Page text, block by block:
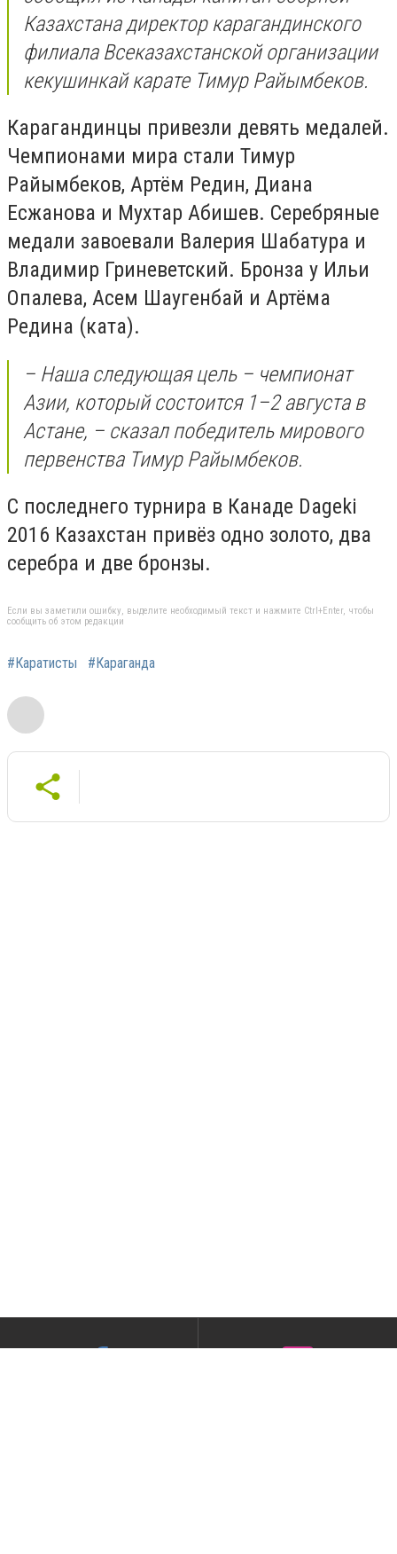
Казахстана директор карагандинского
филиала Всеказахстанской организации
кекушинкай карате Тимур Райымбеков.
Карагандинцы привезли девять медалей.
Чемпионами мира стали Тимур
Райымбеков, Артём Редин, Диана
Есжанова и Мухтар Абишев. Серебряные
медали завоевали Валерия Шабатура и
Владимир Гриневетский. Бронза у Ильи
Опалева, Асем Шаугенбай и Артёма
Редина (ката).
– Наша следующая цель – чемпионат
Азии, который состоится 1–2 августа в
Астане, – сказал победитель мирового
первенства Тимур Райымбеков.
С последнего турнира в Канаде Dageki
2016 Казахстан привёз одно золото, два
серебра и две бронзы.
Если вы заметили ошибку, выделите необходимый текст и нажмите Ctrl+Enter, чтобы
сообщить об этом редакции
#Каратисты #Караганда